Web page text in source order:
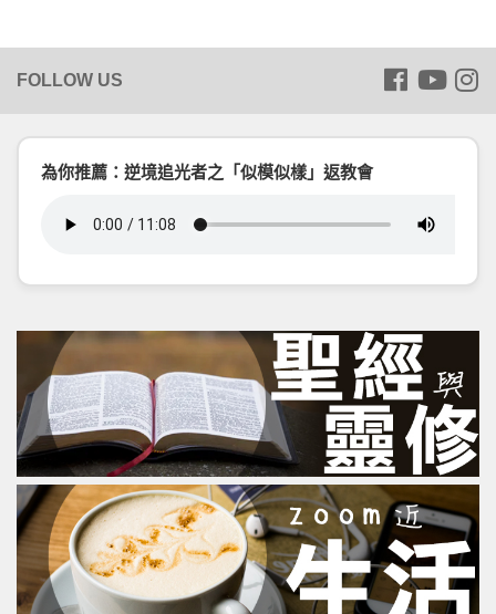
為你推薦：逆境追光者之「似模似樣」返教會